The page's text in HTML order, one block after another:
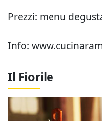
Prezzi: menu
Info:
Il Fiorile